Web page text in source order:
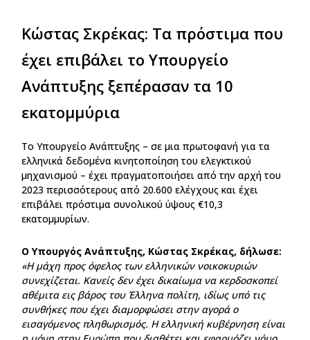
Κώστας Σκρέκας: Τα πρόστιμα που
έχει επιβάλει το Υπουργείο
Ανάπτυξης ξεπέρασαν τα 10
εκατομμύρια
Το Υπουργείο Ανάπτυξης – σε μια πρωτοφανή για τα
ελληνικά δεδομένα κινητοποίηση του ελεγκτικού
μηχανισμού – έχει πραγματοποιήσει από την αρχή του
2023 περισσότερους από 20.600 ελέγχους και έχει
επιβάλει πρόστιμα συνολικού ύψους €10,3
εκατομμυρίων.
Ο Υπουργός Ανάπτυξης, Κώστας Σκρέκας, δήλωσε:
«Η μάχη προς όφελος των ελληνικών νοικοκυριών
συνεχίζεται. Κανείς δεν έχει δικαίωμα να κερδοσκοπεί
αθέμιτα εις βάρος του Έλληνα πολίτη, ιδίως υπό τις
συνθήκες που έχει διαμορφώσει στην αγορά ο
εισαγόμενος πληθωρισμός. Η ελληνική κυβέρνηση είναι